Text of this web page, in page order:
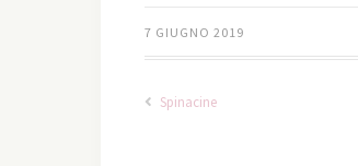
7 GIUGNO 2019
Spinacine